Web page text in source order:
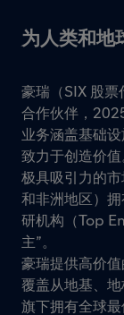
为人类和地
豪瑞（SIX 股
合作伙伴，
业务涵盖基础
致力于创造价
极具吸引力的
和非洲地区）
研机构（Top
主”。
豪瑞提供高价
覆盖从地基、
旗下拥有全球